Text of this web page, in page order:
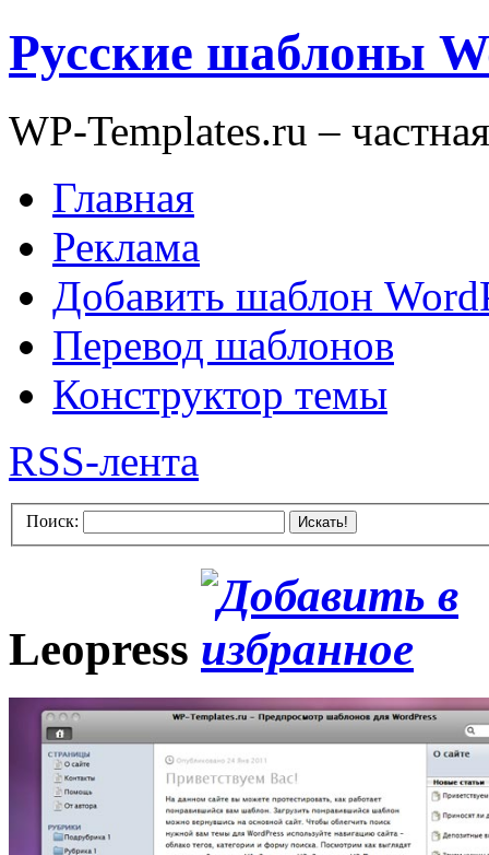
Русские шаблоны
WP-Templates.ru –
Главная
Реклама
Добавить шаблон
Перевод шаблонов
Конструктор темы
RSS-лента
Поиск: Искать!
Leopress